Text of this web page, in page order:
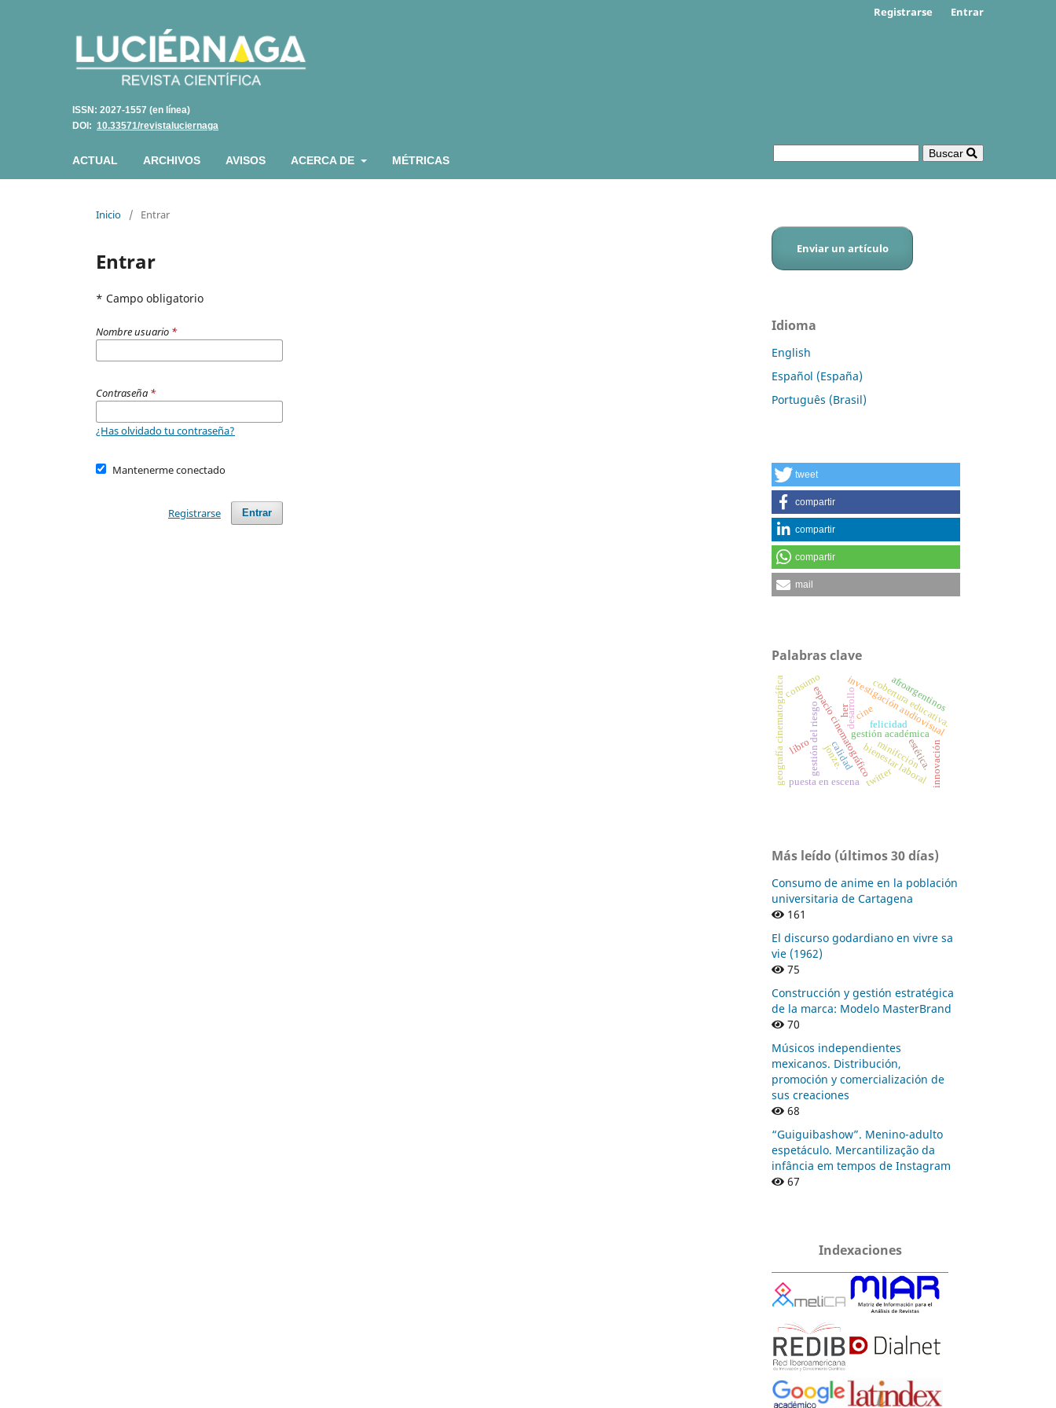
ISSN: 2027-1557 (en línea)
DOI: 10.33571/revistaluciernaga
ACTUAL ARCHIVOS AVISOS ACERCA DE MÉTRICAS
Buscar
Registrarse Entrar
Inicio / Entrar
Entrar
* Campo obligatorio
Nombre usuario *
Contraseña *
¿Has olvidado tu contraseña?
Mantenerme conectado
Entrar
Registrarse
Enviar un artículo
Idioma
English
Español (España)
Português (Brasil)
tweet
compartir
compartir
compartir
mail
Palabras clave
cine
gestión académica
espacio cinematográfico estética.
investigación audiovisual
cobertura educativa.
calidad
puesta en escena bienestar laboral
minifcción
desarrollo
geografía cinematográfica gestión del riesgo felicidad
afroargentinos
her
consumo
jonze.
twitter
libro innovación
Más leído (últimos 30 días)
Consumo de anime en la población
universitaria de Cartagena
161
El discurso godardiano en vivre sa
vie (1962)
75
Construcción y gestión estratégica
de la marca: Modelo MasterBrand
70
Músicos independientes
mexicanos. Distribución,
promoción y comercialización de
sus creaciones
68
“Guiguibashow”. Menino-adulto
espetáculo. Mercantilização da
infância em tempos de Instagram
67
Indexaciones